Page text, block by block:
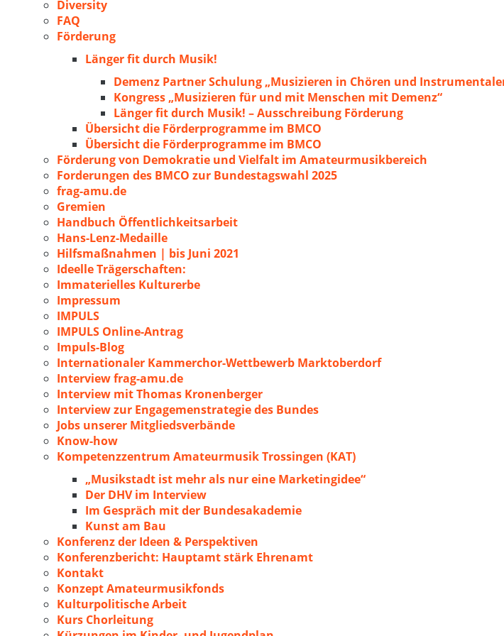
Diversity
FAQ
Förderung
Länger fit durch Musik!
Demenz Partner Schulung „Musizieren in Chören und
Kongress „Musizieren für und mit Menschen mit Demenz“
Länger fit durch Musik! – Ausschreibung Förderung
Übersicht die Förderprogramme im BMCO
Übersicht die Förderprogramme im BMCO
Förderung von Demokratie und Vielfalt im Amateurmusikbereich
Forderungen des BMCO zur Bundestagswahl 2025
frag-amu.de
Gremien
Handbuch Öffentlichkeitsarbeit
Hans-Lenz-Medaille
Hilfsmaßnahmen | bis Juni 2021
Ideelle Trägerschaften:
Immaterielles Kulturerbe
Impressum
IMPULS
IMPULS Online-Antrag
Impuls-Blog
Internationaler Kammerchor-Wettbewerb Marktoberdorf
Interview frag-amu.de
Interview mit Thomas Kronenberger
Interview zur Engagemenstrategie des Bundes
Jobs unserer Mitgliedsverbände
Know-how
Kompetenzzentrum Amateurmusik Trossingen (KAT)
„Musikstadt ist mehr als nur eine Marketingidee“
Der DHV im Interview
Im Gespräch mit der Bundesakademie
Kunst am Bau
Konferenz der Ideen & Perspektiven
Konferenzbericht: Hauptamt stärk Ehrenamt
Kontakt
Konzept Amateurmusikfonds
Kulturpolitische Arbeit
Kurs Chorleitung